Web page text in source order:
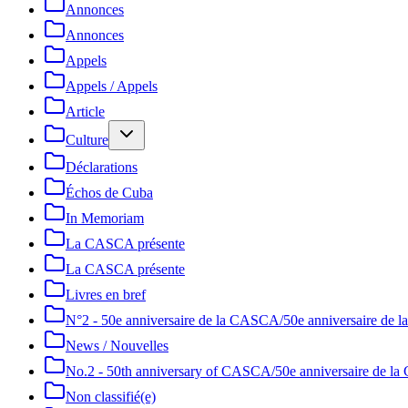
Annonces
Annonces
Appels
Appels / Appels
Article
Culture
Déclarations
Échos de Cuba
In Memoriam
La CASCA présente
La CASCA présente
Livres en bref
N°2 - 50e anniversaire de la CASCA/50e anniversaire de
News / Nouvelles
No.2 - 50th anniversary of CASCA/50e anniversaire de la
Non classifié(e)